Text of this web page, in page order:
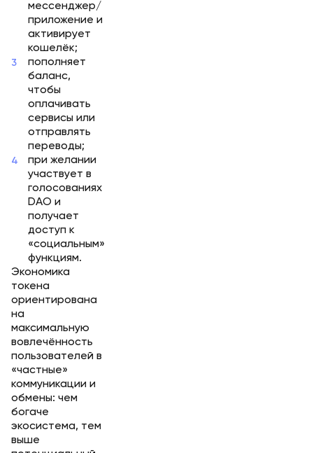
мессенджер/
приложение и
активирует
кошелёк;
пополняет
баланс,
чтобы
оплачивать
сервисы или
отправлять
переводы;
при желании
участвует в
голосованиях
DAO и
получает
доступ к
«социальным»
функциям.
Экономика
токена
ориентирована
на
максимальную
вовлечённость
пользователей в
«частные»
коммуникации и
обмены: чем
богаче
экосистема, тем
выше